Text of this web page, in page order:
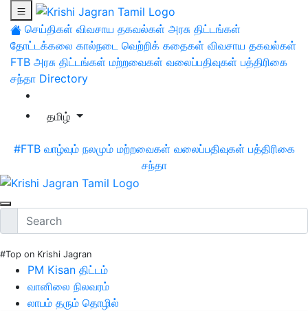
செய்திகள் விவசாய தகவல்கள் அரசு திட்டங்கள்
தோட்டக்கலை கால்நடை வெற்றிக் கதைகள் விவசாய தகவல்கள்
FTB அரசு திட்டங்கள் மற்றவைகள் வலைப்பதிவுகள் பத்திரிகை
சந்தா Directory
தமிழ்
#FTB வாழ்வும் நலமும் மற்றவைகள் வலைப்பதிவுகள் பத்திரிகை
சந்தா
#Top on Krishi Jagran
PM Kisan திட்டம்
வானிலை நிலவரம்
லாபம் தரும் தொழில்